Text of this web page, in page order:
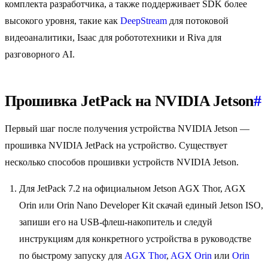
комплекта разработчика, а также поддерживает SDK более
высокого уровня, такие как DeepStream для потоковой
видеоаналитики, Isaac для робототехники и Riva для
разговорного AI.
Прошивка JetPack на NVIDIA Jetson#
Первый шаг после получения устройства NVIDIA Jetson —
прошивка NVIDIA JetPack на устройство. Существует
несколько способов прошивки устройств NVIDIA Jetson.
Для JetPack 7.2 на официальном Jetson AGX Thor, AGX
Orin или Orin Nano Developer Kit скачай единый Jetson ISO,
запиши его на USB-флеш-накопитель и следуй
инструкциям для конкретного устройства в руководстве
по быстрому запуску для AGX Thor, AGX Orin или Orin